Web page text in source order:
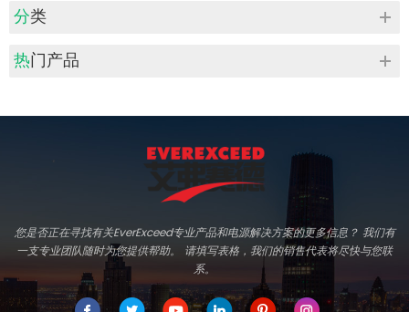
分类
热门产品
您是否正在寻找有关EverExceed专业产品和电源解决方案的更多信息？ 我们有
一支专业团队随时为您提供帮助。 请填写表格，我们的销售代表将尽快与您联
系。